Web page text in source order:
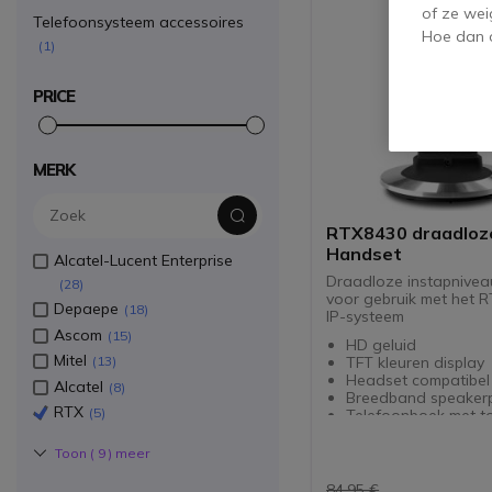
RTX8430
Handset
Draadloze
voor gebruik met het
IP-systeem
HD geluid
TFT kleuren display
Headset compatibel
Breedband
Telefoonboek met
Telefoonsysteem accessoires
1
PRICE
MERK
Alcatel-Lucent Enterprise
28
Depaepe 18
Ascom 15
Mitel 13
Alcatel 8
RTX 5
Toon ( 9 ) meer
of ze
Hoe dan